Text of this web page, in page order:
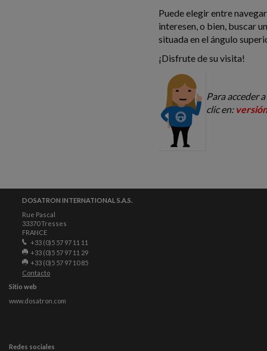
Puede elegir entre
interesen, o bien, buscar
situada en el ángulo
¡Disfrute de su visita!
Para acceder
clic en:
DOSATRON INTERNATIONAL S.A.S.
Rue Pascal
33370 Tresses
FRANCE
+33 (0)5 57 97 11 11
+33 (0)5 57 97 11 29
+33 (0)5 57 97 10 85
Contacto
Sitio web
www.dosatron.com
Redes sociales